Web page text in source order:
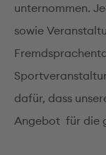
unternommen.
sowie
dafür, dass
Angebot für die